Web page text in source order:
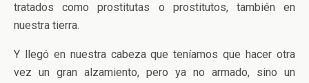
tratados como prostitutas o prostitutos, también en
nuestra tierra.
Y llegó en nuestra cabeza que teníamos que hacer otra
vez un gran alzamiento, pero ya no armado, sino un